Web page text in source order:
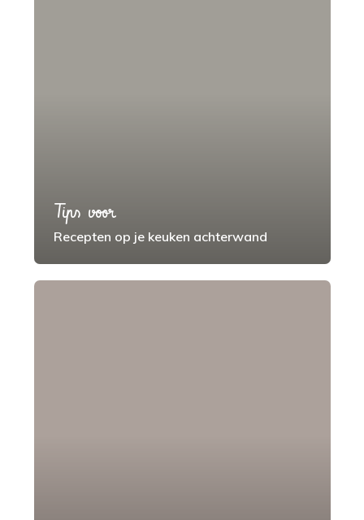
Tips voor
Recepten op je keuken achterwand